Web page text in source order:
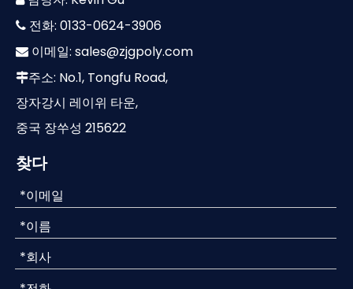
 전화: 0133-0624-3906
 이메일: sales@zjgpoly.com
주소: No.1, Tongfu Road,
장자강시 레이위 타운,
중국 장쑤성 215622
찾다